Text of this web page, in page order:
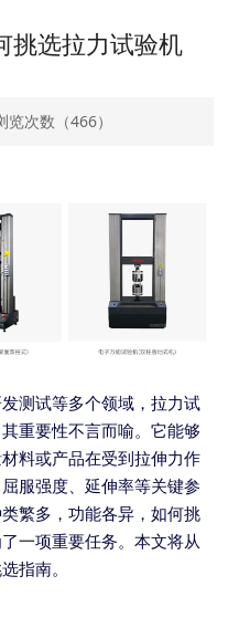
挑选拉力试验机
览次数（466）
测试等多个领域，拉力试
重要性不言而喻。它能够
料或产品在受到拉伸力作
服强度、延伸率等关键参
繁多，功能各异，如何挑
一项重要任务。本文将从
指南。